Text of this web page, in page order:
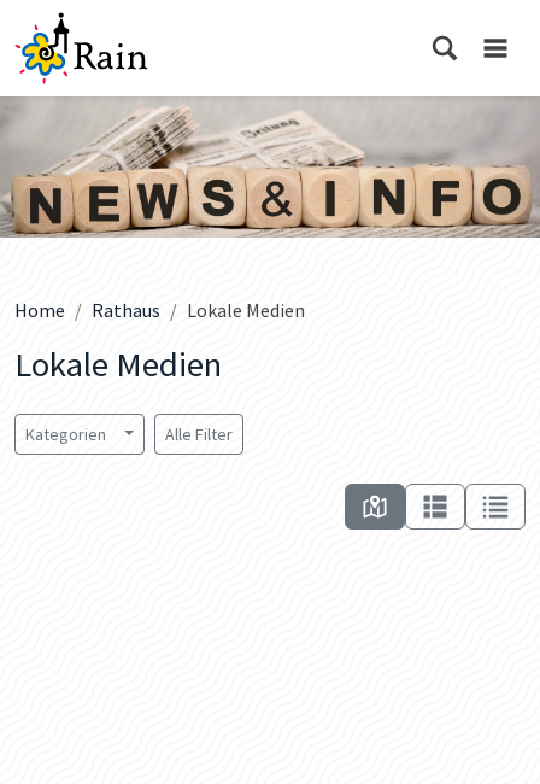
Home Rathaus Lokale Medien
Lokale Medien
Kategorien Alle Filter